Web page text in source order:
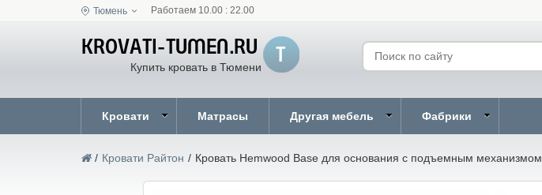
Тюмень Работаем 10.00 : 22.00
Купить кровать в Тюмени
Кровати Матрасы Другая мебель Фабрики
/ Кровати Райтон / Кровать Hemwood Base для основания с подъемным механизмом